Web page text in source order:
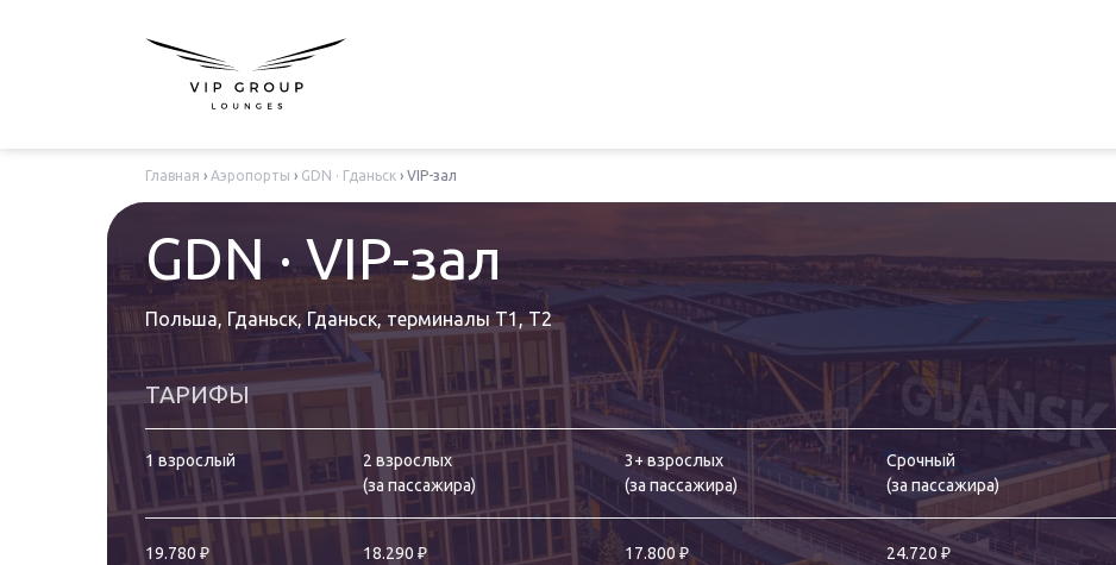
Главная › Аэропорты › GDN · Гданьск › VIP-зал
GDN · VIP-зал
Польша, Гданьск, Гданьск, терминалы T1, T2
ТАРИФЫ
1 взрослый
2 взрослых
(за пассажира)
3+ взрослых
(за пассажира)
Срочный
(за пассажира)
19.780 ₽ 18.290 ₽ 17.800 ₽ 24.720 ₽